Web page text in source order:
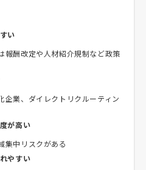
い
報酬改定や人材紹介規制など政策
企業、ダイレクトリクルーティン
が高い
集中リスクがある
やすい